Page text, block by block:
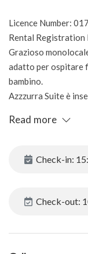
Licence Number:
Rental Registration
Grazioso
adatto per ospitare
bambino.
Azzzurra Suite è
la famosa spiagga
bus-navetta per il
divano letto, cucina
Read more
Check-in:
Check-out: